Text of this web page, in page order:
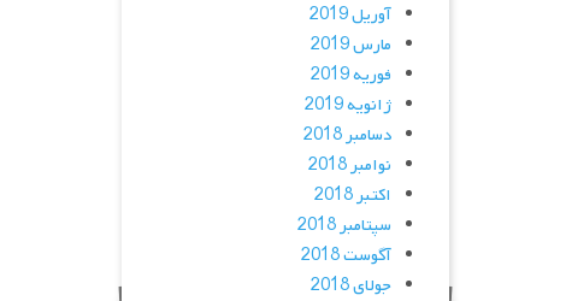
آوریل 2019
مارس 2019
فوریه 2019
ژانویه 2019
دسامبر 2018
نوامبر 2018
اکتبر 2018
سپتامبر 2018
آگوست 2018
جولای 2018